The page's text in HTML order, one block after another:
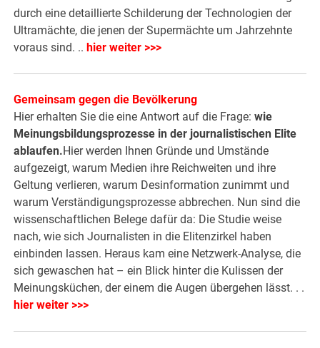
durch eine detaillierte Schilderung der Technologien der
Ultramächte, die jenen der Supermächte um Jahrzehnte
voraus sind. .. hier weiter >>>
Gemeinsam gegen die Bevölkerung
Hier erhalten Sie die eine Antwort auf die Frage:wie
Meinungsbildungsprozesse in der journalistischen Elite
ablaufen.Hier werden Ihnen Gründe und Umstände
aufgezeigt, warum Medien ihre Reichweiten und ihre
Geltung verlieren, warum Desinformation zunimmt und
warum Verständigungsprozesse abbrechen. Nun sind die
wissenschaftlichen Belege dafür da: Die Studie weise
nach, wie sich Journalisten in die Elitenzirkel haben
einbinden lassen. Heraus kam eine Netzwerk-Analyse, die
sich gewaschen hat – ein Blick hinter die Kulissen der
Meinungsküchen, der einem die Augen übergehen lässt. . .
hier weiter >>>